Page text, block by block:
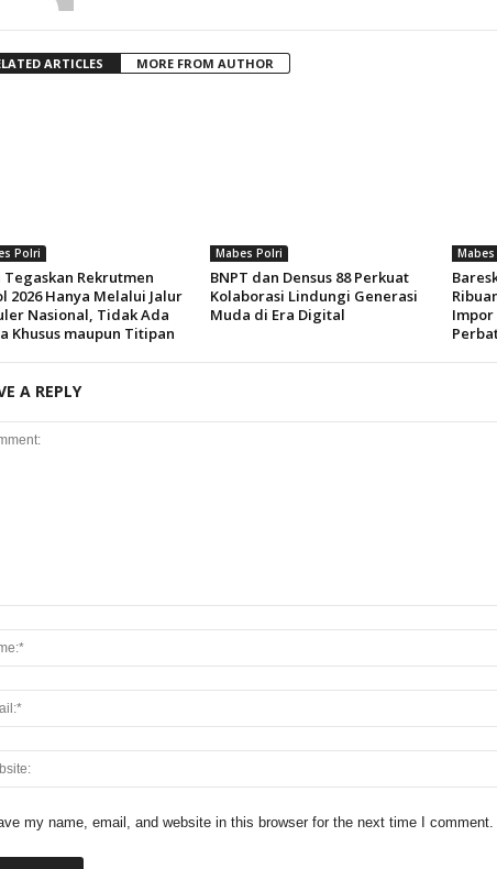
ARTICLES MORE FROM AUTHOR
Polri
Tegaskan Rekrutmen
2026 Hanya Melalui Jalur
Nasional, Tidak Ada
Khusus maupun Titipan
Mabes Polri
BNPT dan Densus 88 Perkuat
Kolaborasi Lindungi Generasi
Muda di Era Digital
A REPLY
my name, email, and website in this browser for the next time I comment.